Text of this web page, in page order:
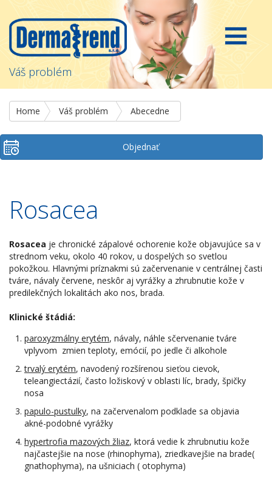
Váš problém
Home Váš problém Abecedne
Objednať
Rosacea
Rosacea je chronické zápalové ochorenie kože objavujúce sa v
strednom veku, okolo 40 rokov, u dospelých so svetlou
pokožkou. Hlavnými príznakmi sú začervenanie v centrálnej časti
tváre, návaly červene, neskôr aj vyrážky a zhrubnutie kože v
predilekčných lokalitách ako nos, brada.
Klinické štádiá:
paroxyzmálny erytém, návaly, náhle sčervenanie tváre
vplyvom zmien teploty, emócií, po jedle či alkohole
trvalý erytém, navodený rozšírenou sieťou cievok,
teleangiectázií, často ložiskový v oblasti líc, brady, špičky
nosa
papulo-pustulky, na začervenalom podklade sa objavia
akné-podobné vyrážky
hypertrofia mazových žliaz, ktorá vedie k zhrubnutiu kože
najčastejšie na nose (rhinophyma), zriedkavejšie na brade(
gnathophyma), na ušniciach ( otophyma)